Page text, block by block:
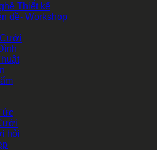
Thiết kế
đề- Workshop
hỏi